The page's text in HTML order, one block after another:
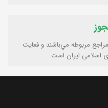
مراجع مربوطه مي‌باشند و فعایت
اسلامی ايران است.